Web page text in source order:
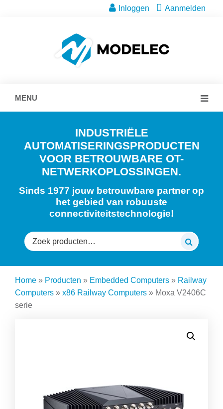
Inloggen Aanmelden
MENU
INDUSTRIËLE
AUTOMATISERINGSPRODUCTEN
VOOR BETROUWBARE OT-
NETWERKOPLOSSINGEN.
Sinds 1977 jouw betrouwbare partner op
het gebied van robuuste
connectiviteitstechnologie!
Zoeken
naar:
Home » Producten » Embedded Computers » Railway
Computers » x86 Railway Computers » Moxa V2406C
serie